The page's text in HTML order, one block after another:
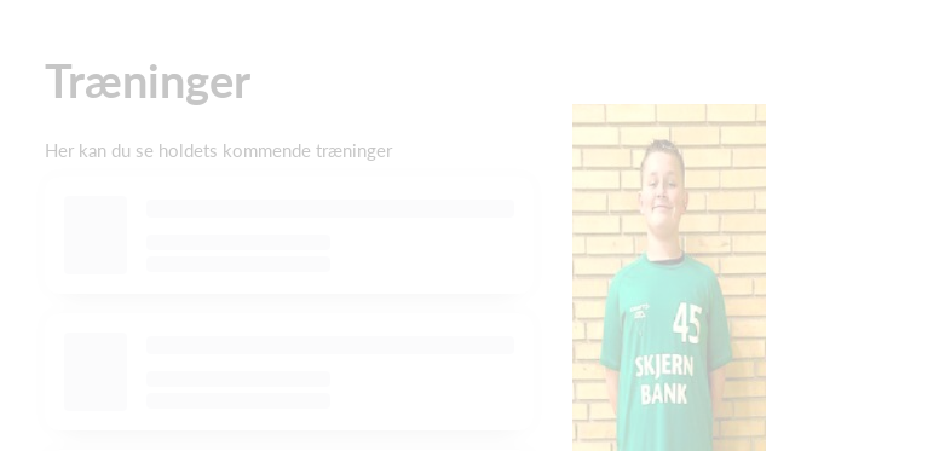
Træninger
Her kan du se holdets kommende træninger